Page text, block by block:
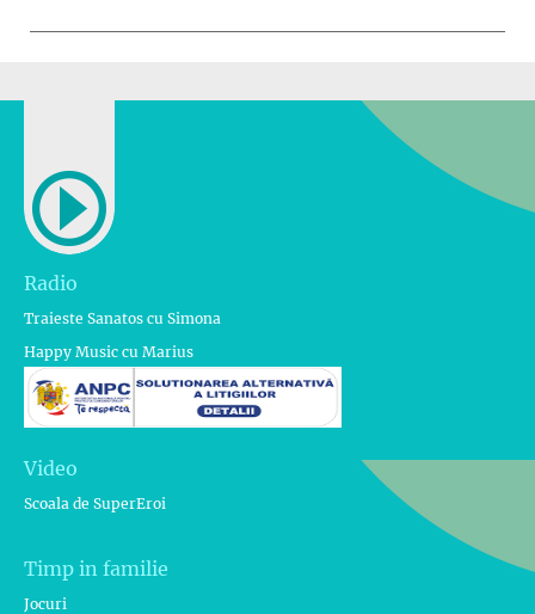
Radio
Traieste Sanatos cu Simona
Happy Music cu Marius
Video
Scoala de SuperEroi
Timp in familie
Jocuri